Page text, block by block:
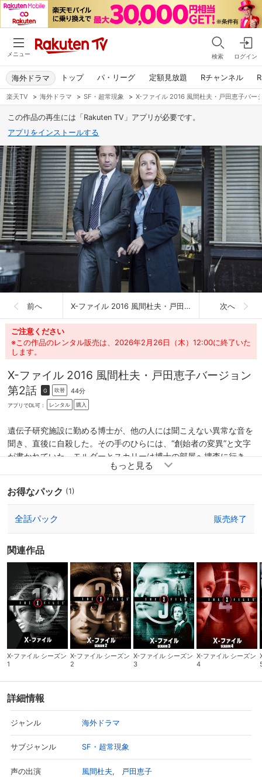
メニュー 検索 ログイン
トップ パ・リーグ 定額見放題 Rチャンネル
海外ドラマ
楽天TV > 海外ドラマ > SF・超常現象 > X-ファイル 2016 風間杜夫・戸田恵子バー
この作品の再生には「Rakuten TV」アプリが必要です。
アプリをインストールする
前へ X-ファイル 2016 風間杜夫・戸田恵子バージョン 次へ
ご注意ください
※この作品のレンタル販売は、2026年2月26日（木）12:00に終了いた
します。
X-ファイル 2016 風間杜夫・戸田恵子バージョン
第2話
G 吹替 44分
アプリでDL可： レンタル 購入
遺伝子研究施設に勤める博士が、他の人には聞こえない異常な音を
聞き、直後に自殺した。その手のひらには、“創始者の変異”と文字
が書かれていた。モルダーとスカリーは博士の部屋へ捜査に行き、
遺伝子疾患による形態異常の子供たちの写真を発見。しかしその
お得なパック (1)
全話パック 販売終了
関連作品
X-ファイル シーズン
1
X-ファイル シーズン
2
X-ファイル シーズン
3
X-ファイル シーズン
4
詳細情報
ジャンル 海外ドラマ
サブジャンル SF・超常現象
声の出演 風間杜夫 戸田恵子